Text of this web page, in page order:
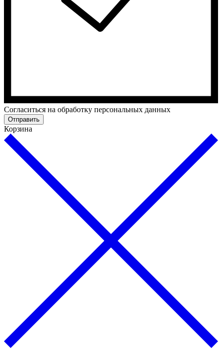
Cогласиться на обработку персональных данных
Отправить
Корзина